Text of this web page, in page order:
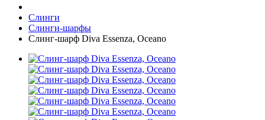
Слинги
Слинги-шарфы
Слинг-шарф Diva Essenza, Oceano